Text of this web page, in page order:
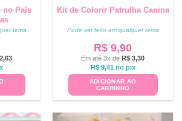
no País
tema
2,63
Kit de Colorir Patrulha Canina
Pode ser feito em qualquer tema
R$ 9,90
Em até 3x de R$ 3,30
R$9,41 no pix
ADICIONAR AO
CARRINHO